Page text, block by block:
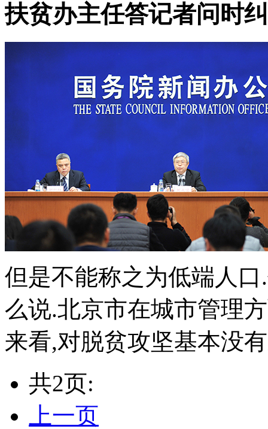
扶贫办主任答记者问时
但是不能称之为低端人
么说.北京市在城市管理
来看,对脱贫攻坚基本没
共2页:
上一页